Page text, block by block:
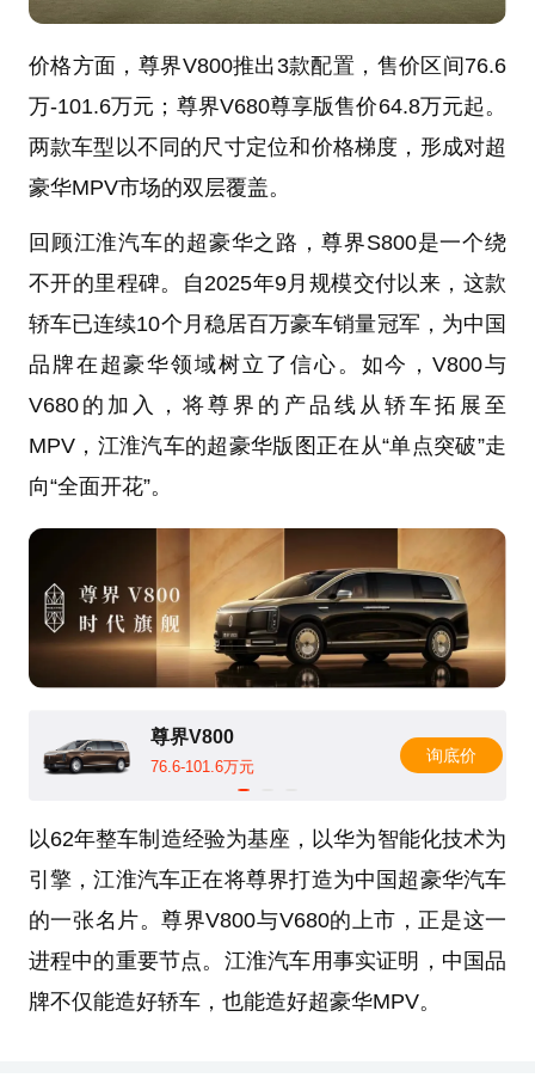
价格方面，尊界V800推出3款配置，售价区间76.6
万-101.6万元；尊界V680尊享版售价64.8万元起。
两款车型以不同的尺寸定位和价格梯度，形成对超
豪华MPV市场的双层覆盖。
回顾江淮汽车的超豪华之路，尊界S800是一个绕
不开的里程碑。自2025年9月规模交付以来，这款
轿车已连续10个月稳居百万豪车销量冠军，为中国
品牌在超豪华领域树立了信心。如今，V800与
V680的加入，将尊界的产品线从轿车拓展至
MPV，江淮汽车的超豪华版图正在从“单点突破”走
向“全面开花”。
尊界V800
76.6-101.6万元
询底价
以62年整车制造经验为基座，以华为智能化技术为
引擎，江淮汽车正在将尊界打造为中国超豪华汽车
的一张名片。尊界V800与V680的上市，正是这一
进程中的重要节点。江淮汽车用事实证明，中国品
牌不仅能造好轿车，也能造好超豪华MPV。